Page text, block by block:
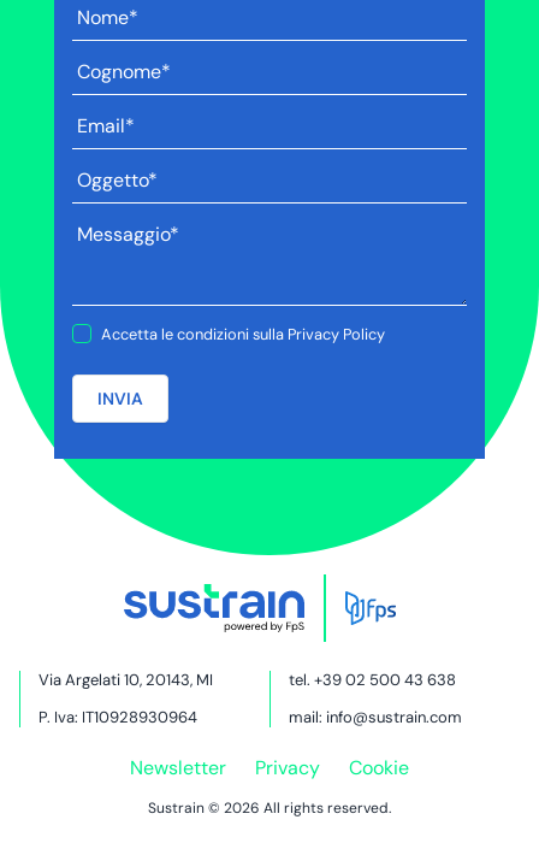
Accetta le condizioni sulla Privacy Policy
INVIA
Via Argelati 10, 20143, MI
P. Iva: IT10928930964
tel. +39 02 500 43 638
mail: info@sustrain.com
Newsletter Privacy Cookie
Sustrain © 2026 All rights reserved.